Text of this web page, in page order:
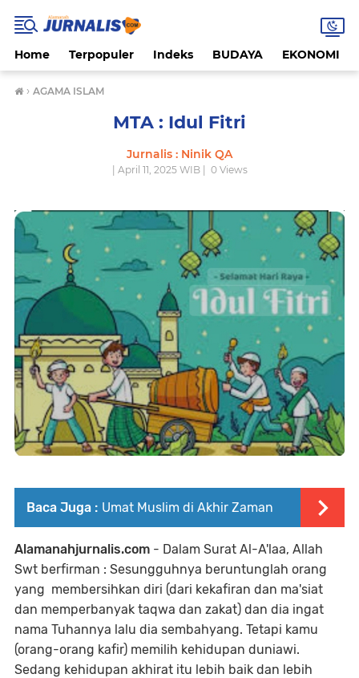
Home Terpopuler Indeks BUDAYA EKONOMI
› AGAMA ISLAM
MTA : Idul Fitri
Jurnalis : Ninik QA
| April 11, 2025 WIB | 0Views
Baca Juga : Umat Muslim di Akhir Zaman
Alamanahjurnalis.com - Dalam Surat Al-A'laa, Allah
Swt berfirman : Sesungguhnya beruntunglah orang
yang membersihkan diri (dari kekafiran dan ma'siat
dan memperbanyak taqwa dan zakat) dan dia ingat
nama Tuhannya lalu dia sembahyang. Tetapi kamu
(orang-orang kafir) memilih kehidupan duniawi.
Sedang kehidupan akhirat itu lebih baik dan lebih